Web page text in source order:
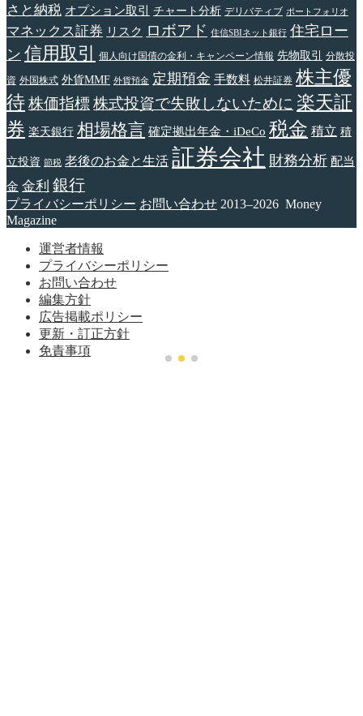
さと納税 オプション取引 チャート分析 デリバティブ ポートフォリオ
マネックス証券 リスク ロボアド 住信SBIネット銀行 住宅ロー
ン 信用取引 個人向け国債の金利・キャンペーン情報 先物取引 分散投
資 外国株式 外貨MMF 外貨預金 定期預金 手数料 松井証券 株主優
待株価指標株式投資で失敗しないために 楽天証
券 楽天銀行 相場格言 確定拠出年金・iDeCo 税金 積立 積
立投資 節税 老後のお金と生活 証券会社 財務分析 配当
金 金利 銀行
プライバシーポリシー お問い合わせ 2013–2026 Money
Magazine
運営者情報
プライバシーポリシー
お問い合わせ
編集方針
広告掲載ポリシー
更新・訂正方針
免責事項